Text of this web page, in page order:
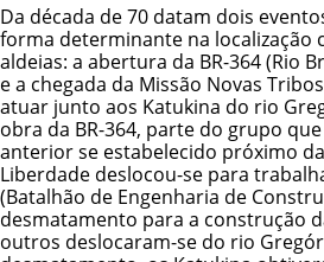
Da década de 70 datam dois
forma determinante na localização
aldeias: a abertura da BR-364 (Rio
e a chegada da Missão Novas
atuar junto aos Katukina do rio
obra da BR-364, parte do grupo
anterior se estabelecido próximo
Liberdade deslocou-se para
(Batalhão de Engenharia de
desmatamento para a construção
outros deslocaram-se do rio